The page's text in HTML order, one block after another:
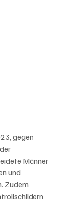
gegen
Männer
und
Zudem